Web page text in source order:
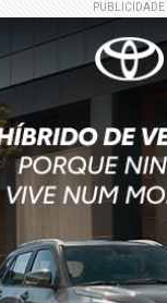
PUBLICIDADE